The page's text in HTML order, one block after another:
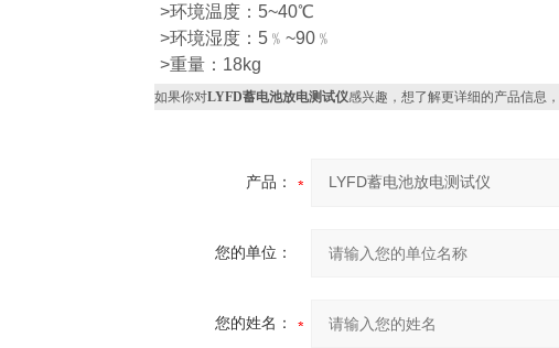
>环境温度：5~40℃
>环境湿度：5﹪~90﹪
>重量：18kg
如果你对LYFD蓄电池放电测试仪感兴趣，想了解更详细的产品信息
产品：
您的单位：
您的姓名：